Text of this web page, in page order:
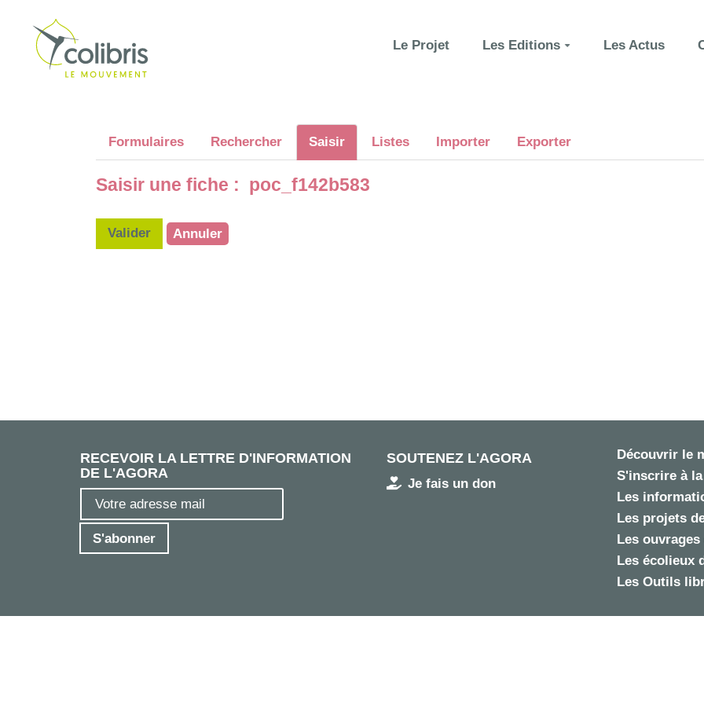
Le Projet Les Editions Les Actus
Formulaires Rechercher Saisir Listes Importer Exporter
Saisir une fiche : poc_f142b583
Valider Annuler
RECEVOIR LA LETTRE D'INFORMATION
DE L'AGORA
S'abonner
SOUTENEZ L'AGORA
Je fais un don
Découvrir le
S'inscrire à
Les
Les projets
Les
Les écolieux
Les Outils